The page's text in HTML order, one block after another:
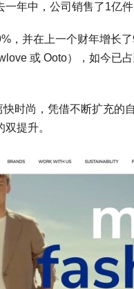
年中，公司销售了1亿
，并在上一个财年增长
或 Ooto），如今已
快时尚，凭借不断扩充
提升。